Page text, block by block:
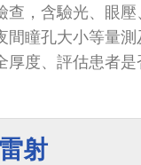
查，含驗光、眼
間瞳孔大小等量
厚度、評估患者
射